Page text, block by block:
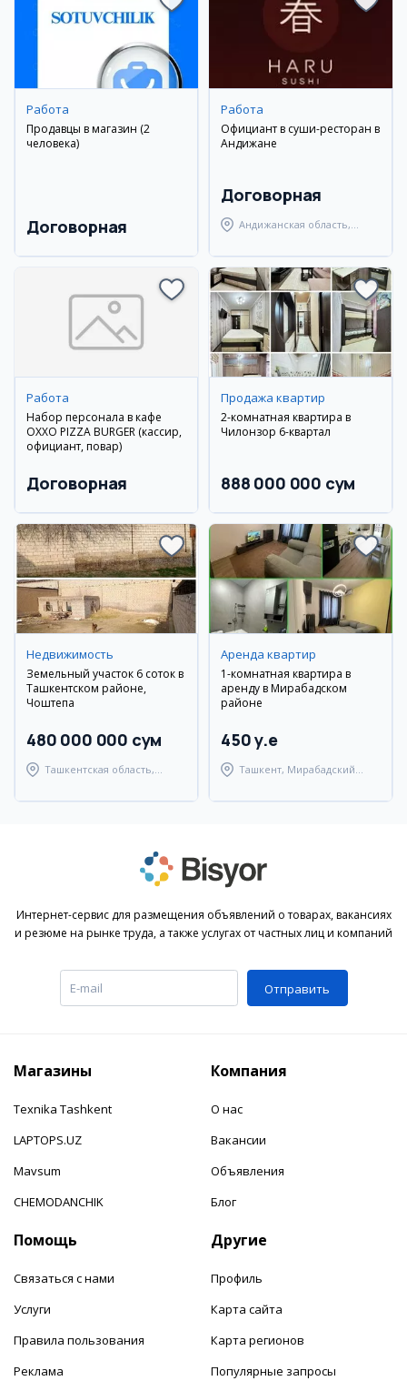
Работа
Продавцы в магазин (2
человека)
Договорная
Работа
Официант в суши-ресторан в
Андижане
Договорная
Андижанская область,
Работа
Набор персонала в кафе
OXXO PIZZA BURGER (кассир,
официант, повар)
Договорная
Продажа квартир
2-комнатная квартира в
Чилонзор 6-квартал
888 000 000 сум
Недвижимость
Земельный участок 6 соток в
Ташкентском районе,
Чоштепа
480 000 000 сум
Ташкентская область,
Аренда квартир
1-комнатная квартира в
аренду в Мирабадском
районе
450 y.e
Ташкент, Мирабадский
Интернет-сервис для размещения объявлений о товарах, вакансиях
и резюме на рынке труда, а также услугах от частных лиц и компаний
Отправить
Магазины
Texnika Tashkent
LAPTOPS.UZ
Mavsum
CHEMODANCHIK
Компания
О нас
Вакансии
Объявления
Блог
Помощь
Связаться с нами
Услуги
Правила пользования
Реклама
Другие
Профиль
Карта сайта
Карта регионов
Популярные запросы